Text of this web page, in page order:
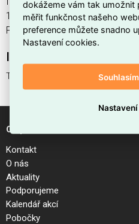
18W ANTRACITE 4000K
PR 18W ANTRACITE 4000K je
Interní název produktu
THOR PR 18W ANTRACITE 4000K
O společnosti
Kontakt
O nás
Aktuality
Podporujeme
Kalendář akcí
Pobočky
dokážeme vám tak umožnit
měřit funkčnost našeho
preference můžete snadno
Nastavení cookies.